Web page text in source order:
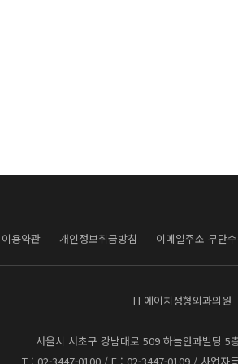
이용약관 개인정보취급방침 이메일주소 무단
H 에이치성형외과의원
서울시 서초구 강남대로 509 하늘안과빌딩 5